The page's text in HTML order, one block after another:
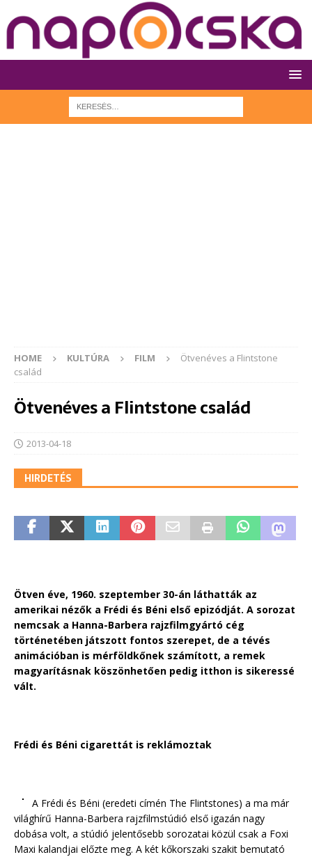
HOME KULTÚRA FILM
Ötvenéves a Flintstone
család
Ötvenéves a Flintstone család
2013-04-18
HIRDETÉS
Ötven éve, 1960. szeptember 30-án láthatták az
amerikai nézők a Frédi és Béni első epizódját. A sorozat
nemcsak a Hanna-Barbera rajzfilmgyártó cég
történetében játszott fontos szerepet, de a tévés
animációban is mérföldkőnek számított, a remek
magyarításnak köszönhetően pedig itthon is sikeressé
vált.
Frédi és Béni cigarettát is reklámoztak
A Frédi és Béni (eredeti címén The Flintstones) a ma már
világhírű Hanna-Barbera rajzfilmstúdió első igazán nagy
dobása volt, a stúdió jelentősebb sorozatai közül csak a Foxi
Maxi kalandjai előzte meg. A két kőkorszaki szakit bemutató